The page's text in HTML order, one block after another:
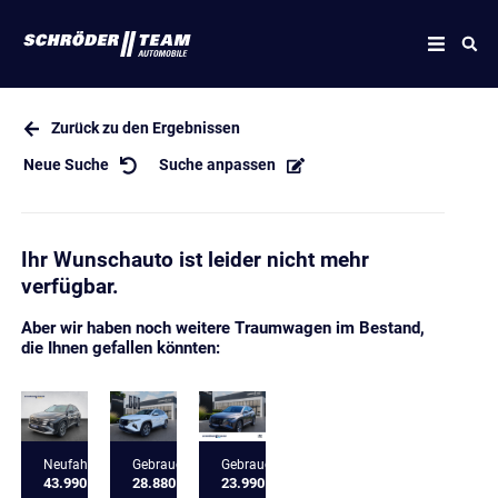
Zurück zu den Ergebnissen
Neue Suche Suche anpassen
Ihr Wunschauto ist leider nicht mehr
verfügbar.
Aber wir haben noch weitere Traumwagen im Bestand,
die Ihnen gefallen könnten:
Neufahrzeug
43.990 €
Gebrauchtfahrzeug
28.880 €
Gebrauchtfahrzeug
23.990 €